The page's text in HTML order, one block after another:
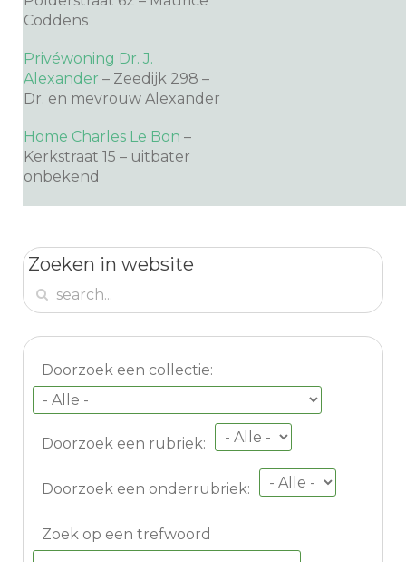
Coddens
Privéwoning Dr. J.
Alexander – Zeedijk 298 –
Dr. en mevrouw Alexander
Home Charles Le Bon –
Kerkstraat 15 – uitbater
onbekend
Zoeken in website
Doorzoek een collectie:
Doorzoek een rubriek:
Doorzoek een onderrubriek:
Zoek op een trefwoord